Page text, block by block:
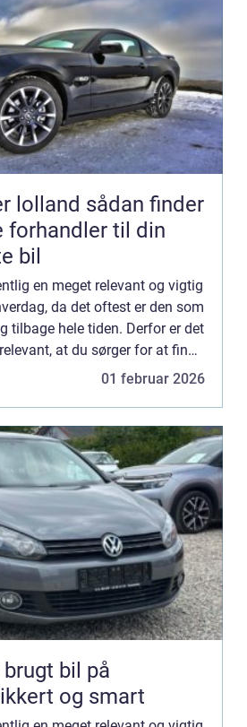
sådan finder
forhandler til din
bil
en meget relevant og vigtig
da det oftest er den som
tilbage hele tiden. Derfor er det
at du sørger for at finde
01 februar 2026
bil på
og smart